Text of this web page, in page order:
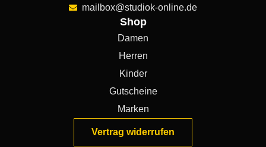
mailbox@studiok-online.de
Shop
Damen
Herren
Kinder
Gutscheine
Marken
Vertrag widerrufen